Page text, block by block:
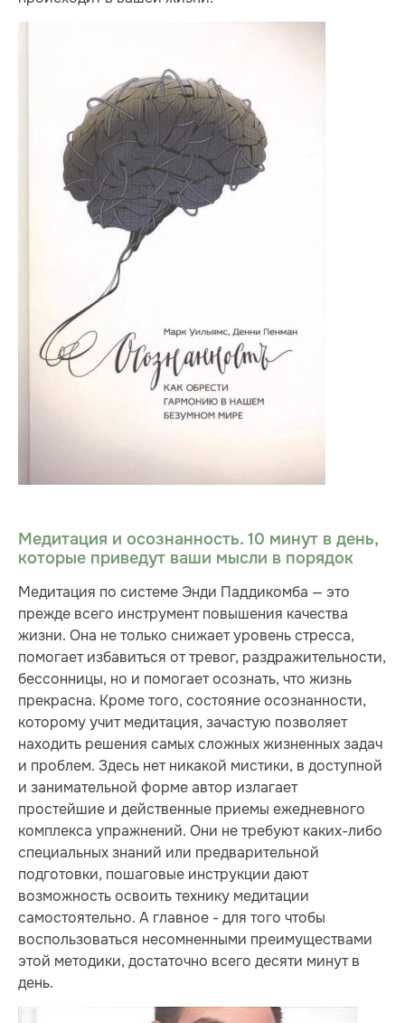
Медитация и осознанность. 10 минут в день,
которые приведут ваши мысли в порядок
Медитация по системе Энди Паддикомба — это
прежде всего инструмент повышения качества
жизни. Она не только снижает уровень стресса,
помогает избавиться от тревог, раздражительности,
бессонницы, но и помогает осознать, что жизнь
прекрасна. Кроме того, состояние осознанности,
которому учит медитация, зачастую позволяет
находить решения самых сложных жизненных задач
и проблем. Здесь нет никакой мистики, в доступной
и занимательной форме автор излагает
простейшие и действенные приемы ежедневного
комплекса упражнений. Они не требуют каких-либо
специальных знаний или предварительной
подготовки, пошаговые инструкции дают
возможность освоить технику медитации
самостоятельно. А главное - для того чтобы
воспользоваться несомненными преимуществами
этой методики, достаточно всего десяти минут в
день.